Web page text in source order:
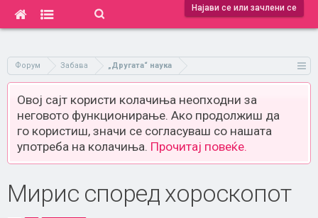
Најави се или зачлени се
Форум Забава „Другата“ наука
Овој сајт користи колачиња неопходни за
неговото функционирање. Ако продолжиш да
го користиш, значи се согласуваш со нашата
употреба на колачиња. Прочитај повеќе.
Мирис според хороскопот